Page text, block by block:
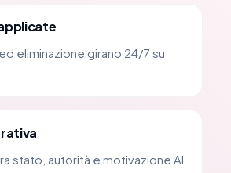
eliminazione girano 24/7 su
stato, autorità e motivazione AI